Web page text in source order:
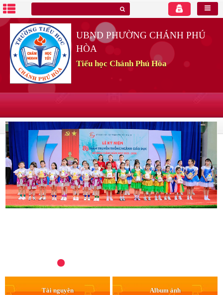
UBND PHƯỜNG CHÁNH PHÚ
HÒA
Tiểu học Chánh Phú Hòa
Tài nguyên Album ảnh